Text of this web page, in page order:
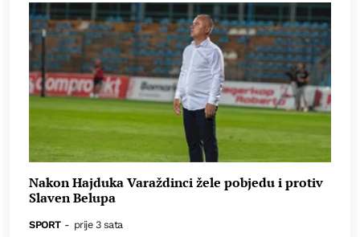
Nakon Hajduka Varaždinci žele pobjedu i protiv
Slaven Belupa
SPORT - prije 3 sata